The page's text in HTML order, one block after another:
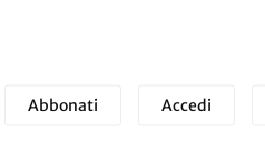
Abbonati Accedi